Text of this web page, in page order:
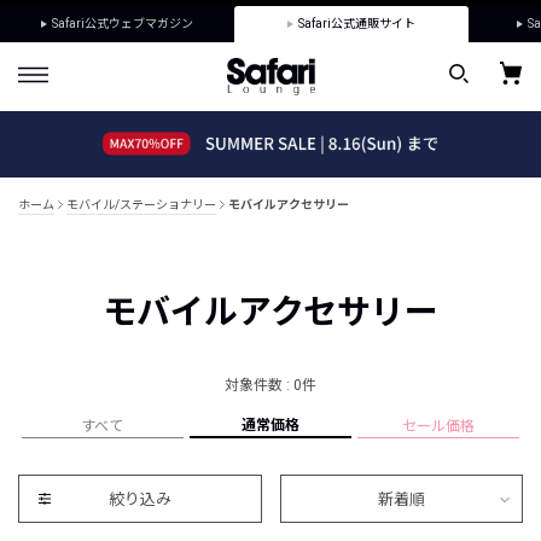
Safari公式ウェブマガジン Safari公式通販サイト
ホーム モバイル/ステーショナリー モバイルアクセサリー
モバイルアクセサリー
対象件数 : 0件
すべて 通常価格 セール価格
絞り込み 新着順